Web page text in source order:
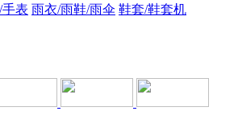
表 雨衣/雨鞋/雨伞 鞋套/鞋套机